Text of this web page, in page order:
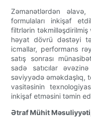
Zəmanətlərdən
formulaları inkişaf
filtrlərin təkmilləşdirilmiş
həyat dövrü dəstəyi
icmallar, performans
satış sonrası
sadə satıcılar
səviyyədə əməkdaşlıq,
vasitəsinin
inkişaf etməsini təmin
Ətraf Mühit